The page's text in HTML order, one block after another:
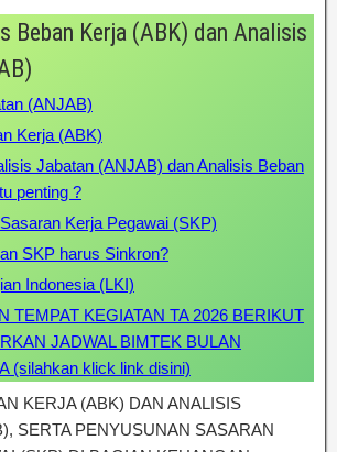
Beban Kerja (ABK) dan Analisis
(ANJAB)
Kerja (ABK)
Jabatan (ANJAB) dan Analisis Beban
penting ?
Kerja Pegawai (SKP)
SKP harus Sinkron?
Indonesia (LKI)
TEMPAT KEGIATAN TA 2026 BERIKUT
JADWAL BIMTEK BULAN
(silahkan klick link disini)